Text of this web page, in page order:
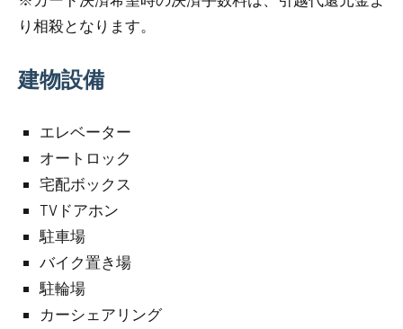
り相殺となります。
建物設備
エレベーター
オートロック
宅配ボックス
TVドアホン
駐車場
バイク置き場
駐輪場
カーシェアリング